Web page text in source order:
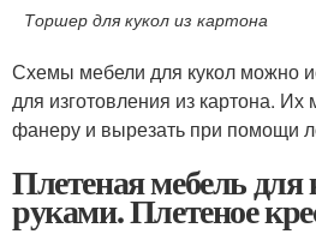
Торшер для кукол из картона
Схемы мебели для кукол можно
для изготовления из картона.
фанеру и вырезать при помощи
Плетеная мебель
руками. Плетеное